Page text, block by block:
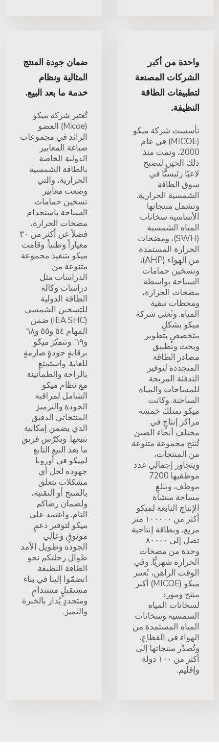
واحدة من أكبر
الشركات المصنعة
لتطبيقات الطاقة
النظيفة.
تأسست شركة ميكو
(MICOE) في عام
2000، ونمت منذ
ذلك الحين لتصبح
لاعبًا رئيسيًّا في
سوق الطاقة
الشمسية الحرارية.
وتشمل منتجاتها
الأساسية سخانات
المياه الشمسية
(SWH)، ومضخات
الحرارة المستمدة
من الهواء (AHP)،
وتسخين حمامات
السباحة بواسطة
مضخات الحرارة،
ومحطات تنقية
المياه. وتُعنى شركة
ميكو بشكلٍ
متخصصٍ بتطوير
وبحث وتطبيق
مصادر الطاقة
المتجددة لتوفير
التدفئة المريحة
للمساحات والمياه
الساخنة. وكانت
ميكو تمتلك خمسة
مراكز إنتاجٍ في
مختلف أنحاء الصين
تُنتج مجموعة متنوعة
من المنتجات،
ويتجاوز إجمالي عدد
موظفيها 7200
موظف. وتبلغ
مساحة منشأة
الإنتاج التابعة لميكو
أكثر من ١٠٠٠٠٠ متر
مربع، وبطاقة إنتاجية
تصل إلى ٨٠٠٠٠
وحدة من مضخات
الحرارة شهريًّا. وفي
الوقت الراهن، تُعتبر
ميكو (MICOE) أكبر
منتج ومورد
لسخانات المياه
الشمسية وسخانات
المياه المستمدة من
الهواء في القطاع،
وتُصدِّر منتجاتها إلى
أكثر من ١٠٠ دولة
وإقليم.
ضمان جودة المنتج
المثالية ونظام
خدمة ما بعد البيع.
تُعتبر شركة ميكو
(Micoe) العضو
الرائد في مجموعات
صياغة المعايير
الدولية الخاصة
بالطاقة الشمسية
الحرارية، والتي
وضعت معايير
تسخين حمامات
السباحة باستخدام
مضخات الحرارة،
فضلاً عن أكثر من ٣٠
معياراً وطنياً. وقامت
ميكو بتنفيذ مجموعة
متنوعة من
الدراسات مثل
دراسات وكالة
الطاقة الدولية
للتسخين الشمسي
(IEA SHC) ضمن
المهام ٥٤ و٥٥ و٦٨
و٦٩. وتتميّز ميكو
برقابةٍ جودةٍ صارمةٍ
للغاية. واستمتع
بالراحة والطمأنينة
مع نظام ميكو
الشامل لمراقبة
الجودة والترميز
المنتجاتي الدقيق
الذي يضمن إمكانية
تتبعها. ويكرّس فريق
ما بعد البيع التابع
لميكو في أوروبا
جهوده لحل أي
مشكلات تتعلق
بالمنتج أو التقنية،
ولضمان رضاكم
التام. واعتمد على
ميكو لتوفير دعمٍ
موثوقٍ وعالي
الجودة وطويل الأمد
طوال رحلتكم نحو
الطاقة النظيفة.
انضمّوا إلينا في بناء
مستقبلٍ مستدامٍ
ومتجددٍ يُدار بالخبرة
والتميز.